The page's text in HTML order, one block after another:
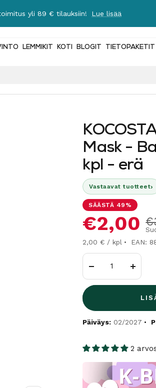
yli 89 € tilauksiin! Lue lisää
LEMMIKIT KOTI BLOGIT TIETOPAKETIT
Mask -
kpl - erä
Vastaavat tuotteet›
SÄÄSTÄ 49%
€2,00
2,00 € / kpl
EAN:
Lisää
Päiväys: 02/2027
2